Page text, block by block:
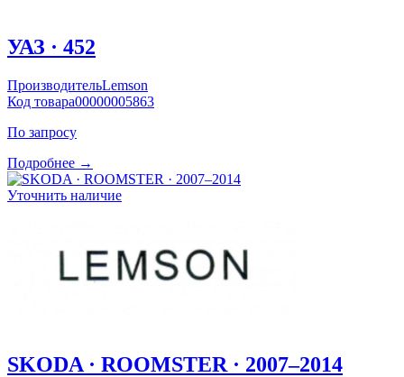
УАЗ · 452
ПроизводительLemson
Код товара00000005863
По запросу
Подробнее →
Уточнить наличие
SKODA · ROOMSTER · 2007–2014